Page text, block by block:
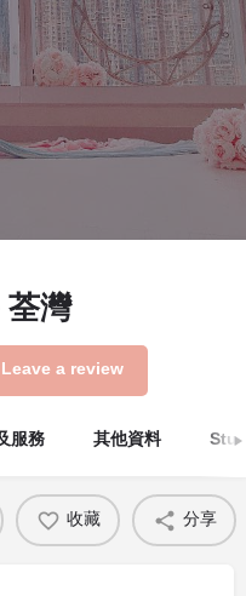
荃灣
Leave a review
服務 其他資料
收藏 分享